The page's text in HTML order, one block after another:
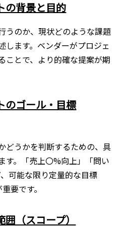
の背景と目的
うのか、現状どのような課題
します。ベンダーがプロジェ
ことで、より的確な提案が期
のゴール・目標
どうかを判断するための、具
す。「売上〇%向上」「問い
可能な限り定量的な目標
要です。
（スコープ）